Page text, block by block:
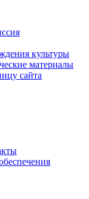
культуры
материалы
сайта